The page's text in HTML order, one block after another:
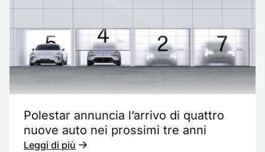
Polestar annuncia l’arrivo di quattro
nuove auto nei prossimi tre anni
Leggi di più